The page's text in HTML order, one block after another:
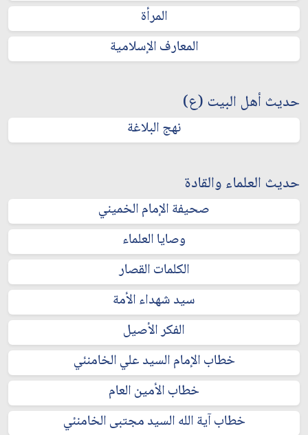
المرأة
المعارف الإسلامية
حديث أهل البيت (ع)
نهج البلاغة
حديث العلماء والقادة
صحيفة الإمام الخميني
وصايا العلماء
الكلمات القصار
سيد شهداء الأمة
الفكر الأصيل
خطاب الإمام السيد علي الخامنئي
خطاب الأمين العام
خطاب آية الله السيد مجتبى الخامنئي